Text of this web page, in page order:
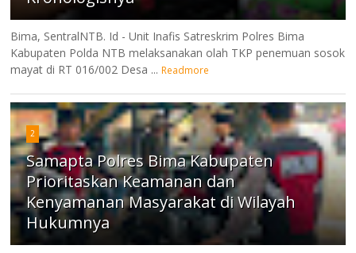
Bima, SentralNTB. Id - Unit Inafis Satreskrim Polres Bima
Kabupaten Polda NTB melaksanakan olah TKP penemuan sosok
mayat di RT 016/002 Desa ... Readmore
2
Samapta Polres Bima Kabupaten
Prioritaskan Keamanan dan
Kenyamanan Masyarakat di Wilayah
Hukumnya